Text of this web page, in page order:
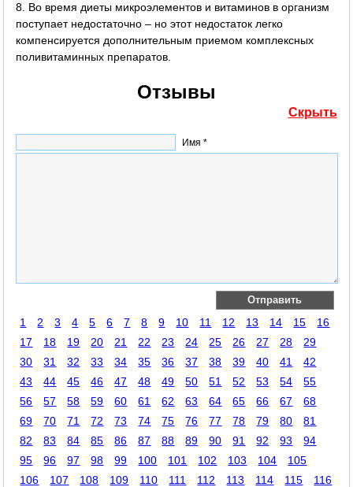
8. Во время диеты микроэлементов и витаминов в организм
поступает недостаточно – но этот недостаток легко
компенсируется дополнительным приемом комплексных
поливитаминных препаратов.
Отзывы
Скрыть
Имя *
1 2 3 4 5 6 7 8 9 10 11 12 13 14 15
16
17
18 19 20 21 22 23 24 25 26 27 28
29
30
31 32 33 34 35 36 37 38 39 40 41
42
43
44 45 46 47 48 49 50 51 52 53 54
55
56
57 58 59 60 61 62 63 64 65 66 67
68
69
70 71 72 73 74 75 76 77 78 79 80
81
82
83 84 85 86 87 88 89 90 91 92 93
94
95
96 97 98 99 100 101 102 103 104
105
106
107 108 109 110 111 112 113 114 115
116